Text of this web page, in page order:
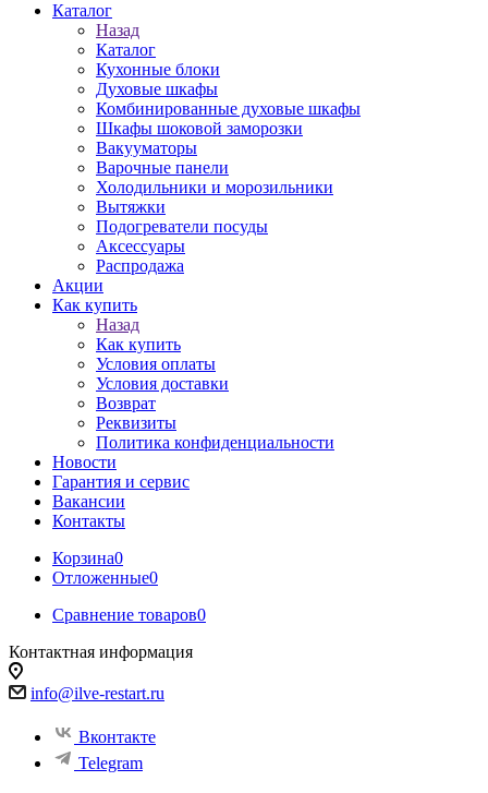
Каталог
Назад
Каталог
Кухонные блоки
Духовые шкафы
Комбинированные духовые шкафы
Шкафы шоковой заморозки
Вакууматоры
Варочные панели
Холодильники и морозильники
Вытяжки
Подогреватели посуды
Аксессуары
Распродажа
Акции
Как купить
Назад
Как купить
Условия оплаты
Условия доставки
Возврат
Реквизиты
Политика конфиденциальности
Новости
Гарантия и сервис
Вакансии
Контакты
Корзина0
Отложенные0
Сравнение товаров0
Контактная информация
info@ilve-restart.ru
Вконтакте
Telegram